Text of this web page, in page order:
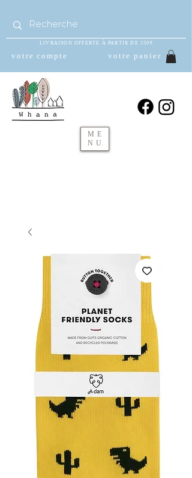
LIVRAISON OFFERTE À PARTIR DE 150€
votre compte votre panier
ME
NU